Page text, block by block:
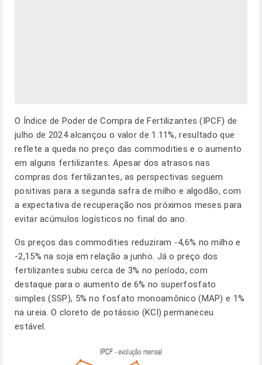
O Índice de Poder de Compra de Fertilizantes (IPCF) de
julho de 2024 alcançou o valor de 1.11%, resultado que
reflete a queda no preço das commodities e o aumento
em alguns fertilizantes. Apesar dos atrasos nas
compras dos fertilizantes, as perspectivas seguem
positivas para a segunda safra de milho e algodão, com
a expectativa de recuperação nos próximos meses para
evitar acúmulos logísticos no final do ano.
Os preços das commodities reduziram -4,6% no milho e
-2,15% na soja em relação a junho. Já o preço dos
fertilizantes subiu cerca de 3% no período, com
destaque para o aumento de 6% no superfosfato
simples (SSP), 5% no fosfato monoamônico (MAP) e 1%
na ureia. O cloreto de potássio (KCl) permaneceu
estável.